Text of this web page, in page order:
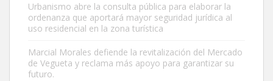
Leales.org » Gran Canaria | 9.7.2025
Urbanismo abre la consulta pública para elaborar la
ordenanza que aportará mayor seguridad jurídica al
uso residencial en la zona turística
Marcial Morales defiende la revitalización del Mercado
de Vegueta y reclama más apoyo para garantizar su
futuro.